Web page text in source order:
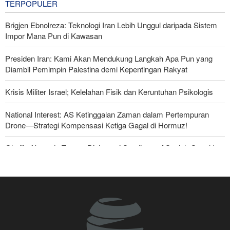
TERPOPULER
Brigjen Ebnolreza: Teknologi Iran Lebih Unggul daripada Sistem
Impor Mana Pun di Kawasan
Presiden Iran: Kami Akan Mendukung Langkah Apa Pun yang
Diambil Pemimpin Palestina demi Kepentingan Rakyat
Krisis Militer Israel; Kelelahan Fisik dan Keruntuhan Psikologis
National Interest: AS Ketinggalan Zaman dalam Pertempuran
Drone—Strategi Kompensasi Ketiga Gagal di Hormuz!
Ghalibaf kepada Trump: Diplomasi Sandiwara AS telah Gagal !
The Economist: Kesepakatan dengan Iran Opsi Realistis Akhiri